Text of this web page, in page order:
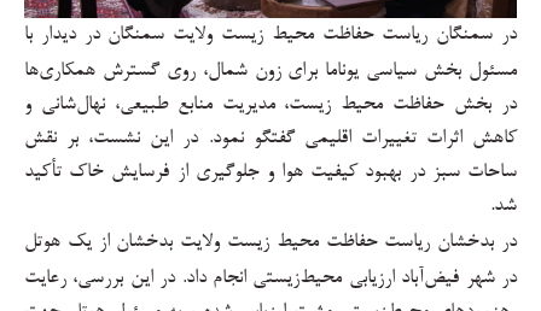
در سمنگان ریاست حفاظت محیط زیست ولایت سمنگان در دیدار با
مسئول بخش سیاسی یوناما برای زون شمال، روی گسترش همکاری‌ها
در بخش حفاظت محیط زیست، مدیریت منابع طبیعی، نهال‌شانی و
کاهش اثرات تغییرات اقلیمی گفتگو نمود. در این نشست، بر نقش
ساحات سبز در بهبود کیفیت هوا و جلوگیری از فرسایش خاک تأکید
شد.
در بدخشان ریاست حفاظت محیط زیست ولایت بدخشان از یک هوتل
در شهر فیض‌آباد ارزیابی محیط‌زیستی انجام داد. در این بررسی، رعایت